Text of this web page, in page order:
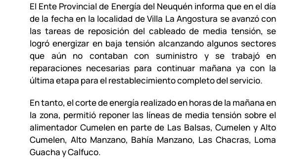
El Ente Provincial de Energía del Neuquén informa que en el día
de la fecha en la localidad de Villa La Angostura se avanzó con
las tareas de reposición del cableado de media tensión, se
logró energizar en baja tensión alcanzando algunos sectores
que aún no contaban con suministro y se trabajó en
reparaciones necesarias para continuar mañana ya con la
última etapa para el restablecimiento completo del servicio.
En tanto, el corte de energía realizado en horas de la mañana en
la zona, permitió reponer las líneas de media tensión sobre el
alimentador Cumelen en parte de Las Balsas, Cumelen y Alto
Cumelen, Alto Manzano, Bahía Manzano, Las Chacras, Loma
Guacha y Calfuco.